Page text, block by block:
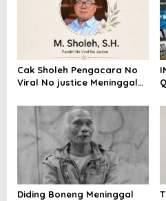
Cak Sholeh Pengacara No
Viral No justice Meninggal
Diding Boneng Meninggal